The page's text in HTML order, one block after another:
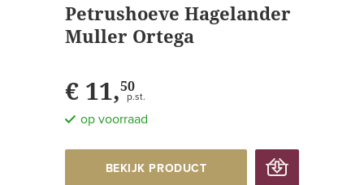
Petrushoeve Hagelander
Muller Ortega
€ 11,50
p.st.
op voorraad
BEKIJK PRODUCT